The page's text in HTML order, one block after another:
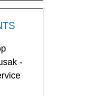
-